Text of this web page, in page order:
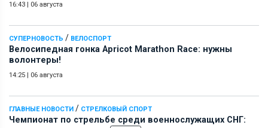
16:43 | 06 августа
СУПЕРНОВОСТЬ / ВЕЛОСПОРТ
Велосипедная гонка Apricot Marathon Race: нужны
волонтеры!
14:25 | 06 августа
ГЛАВНЫЕ НОВОСТИ / СТРЕЛКОВЫЙ СПОРТ
Чемпионат по стрельбе среди военнослужащих СНГ: